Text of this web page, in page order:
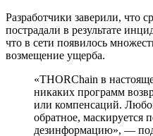
Разработчики заверили, что
пострадали в результате
что в сети появилось
возмещение ущерба.
«THORChain в
никаких программ
или компенсаций.
обратное, маскируется
дезинформацию», —